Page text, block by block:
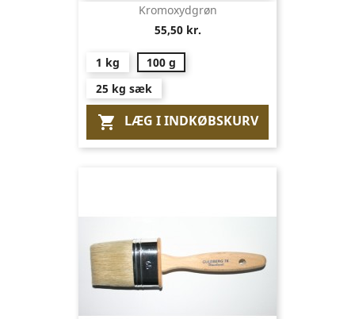
Kromoxydgrøn
55,50 kr.
1 kg
100 g
25 kg sæk
 LÆG I INDKØBSKURV